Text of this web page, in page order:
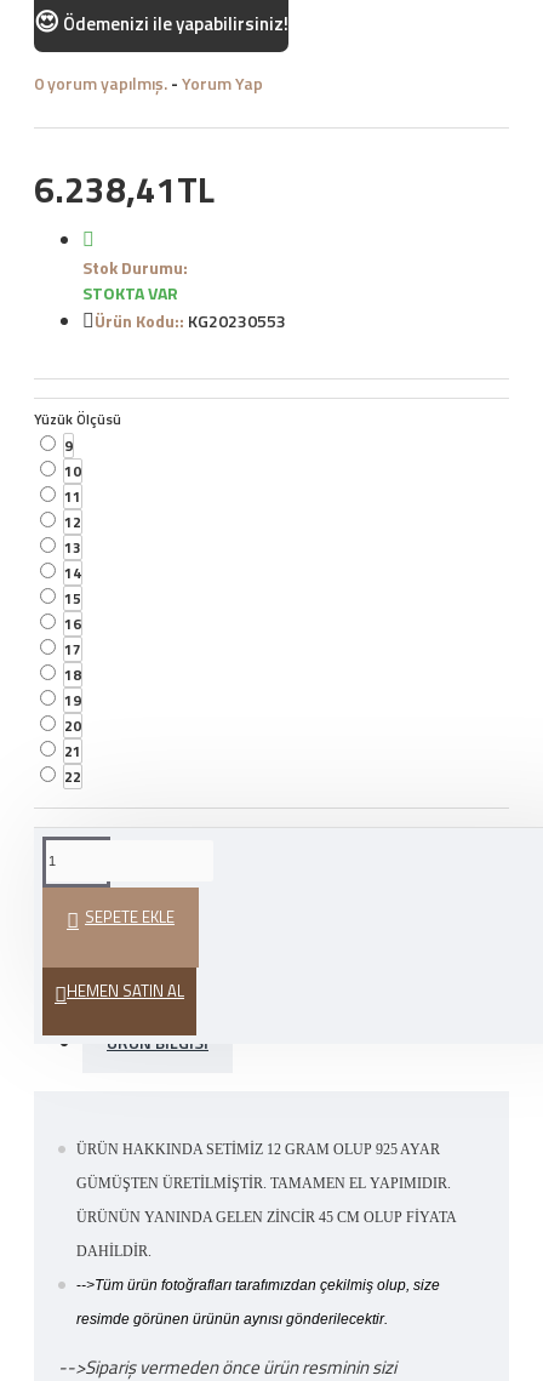
😍 Ödemenizi ile yapabilirsiniz!
0 yorum yapılmış.-Yorum Yap
6.238,41TL
Stok Durumu:
STOKTA VAR
Ürün Kodu:: KG20230553
Yüzük Ölçüsü
9
10
11
12
13
14
15
16
17
18
19
20
21
22
SEPETE EKLE
HEMEN SATIN AL
VER
HEDIYE PAKETI
ÜRÜN BILGISI
ÜRÜN HAKKINDA SETİMİZ 12 GRAM OLUP 925 AYAR
GÜMÜŞTEN ÜRETİLMİŞTİR. TAMAMEN EL YAPIMIDIR.
ÜRÜNÜN YANINDA GELEN ZİNCİR 45 CM OLUP FİYATA
DAHİLDİR.
-->Tüm ürün fotoğrafları tarafımızdan çekilmiş olup, size
resimde görünen ürünün aynısı gönderilecektir.
-->Sipariş vermeden önce ürün resminin sizi